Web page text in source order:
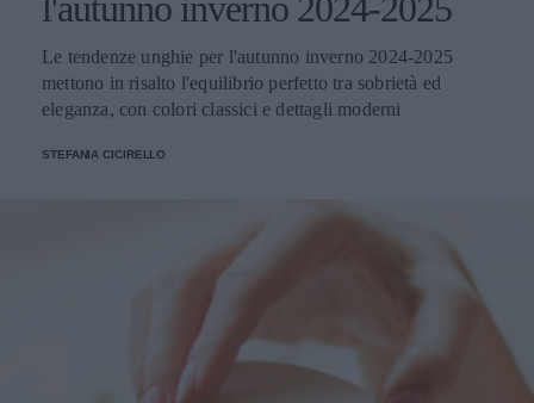
Le tendenze unghie per l'autunno inverno 2024-2025
mettono in risalto l'equilibrio perfetto tra sobrietà ed
eleganza, con colori classici e dettagli moderni
STEFANIA CICIRELLO